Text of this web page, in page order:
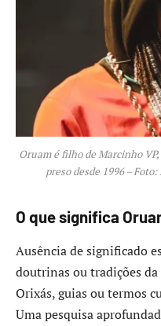
Oruam é filho de Marcinho
preso desde 1996 –
O que significa
Ausência de significado
doutrinas ou tradições
Orixás, guias ou termos
Uma pesquisa